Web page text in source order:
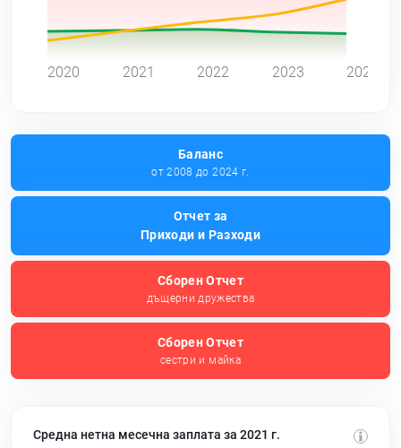
2020 2021 2022 2023 2024
Баланс
от 2008 до 2024 г.
Отчет за
Приходи и Разходи
Сборен Отчет
дъщерни дружества
Сборен Отчет
сестри и майка
Средна нетна месечна заплата за 2021 г.